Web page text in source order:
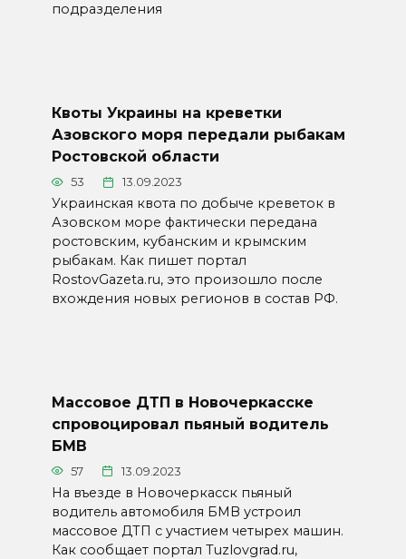
подразделения
Квоты Украины на креветки
Азовского моря передали рыбакам
Ростовской области
53 13.09.2023
Украинская квота по добыче креветок в
Азовском море фактически передана
ростовским, кубанским и крымским
рыбакам. Как пишет портал
RostovGazeta.ru, это произошло после
вхождения новых регионов в состав РФ.
Массовое ДТП в Новочеркасске
спровоцировал пьяный водитель
БМВ
57 13.09.2023
На въезде в Новочеркасск пьяный
водитель автомобиля БМВ устроил
массовое ДТП с участием четырех машин.
Как сообщает портал Tuzlovgrad.ru,